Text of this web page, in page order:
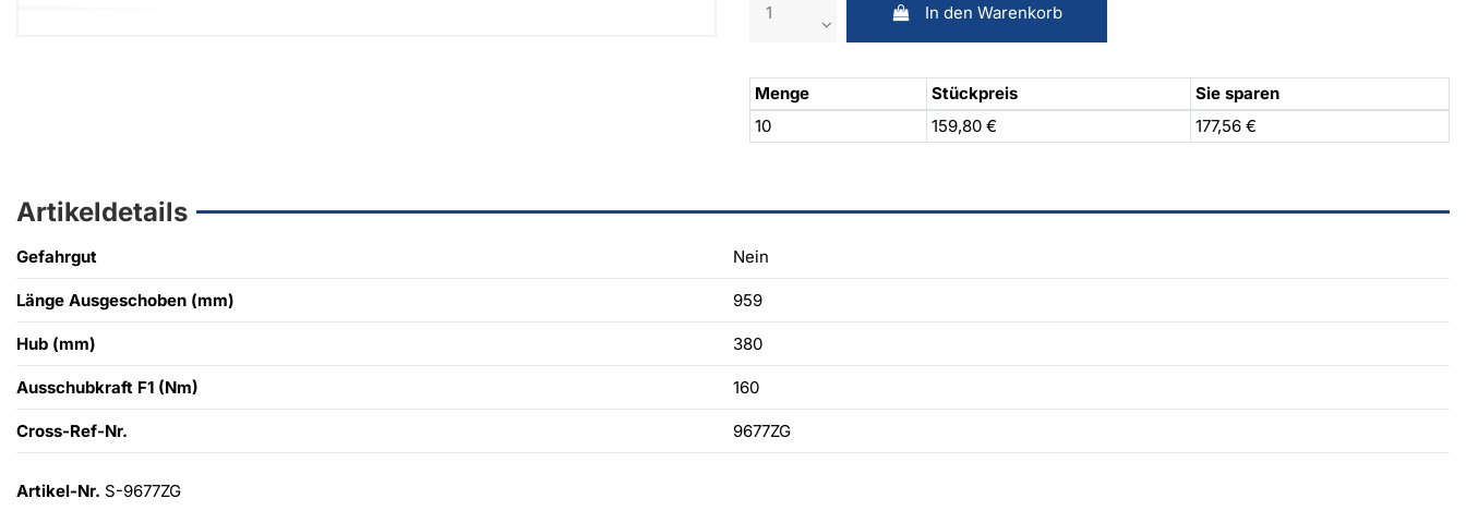
In den Warenkorb
Menge Stückpreis
Sie sparen
10
159,80 € 177,56 €
Artikeldetails
Gefahrgut Nein
Länge Ausgeschoben (mm) 959
Hub (mm) 380
Ausschubkraft F1 (Nm) 160
Cross-Ref-Nr. 9677ZG
Artikel-Nr. S-9677ZG